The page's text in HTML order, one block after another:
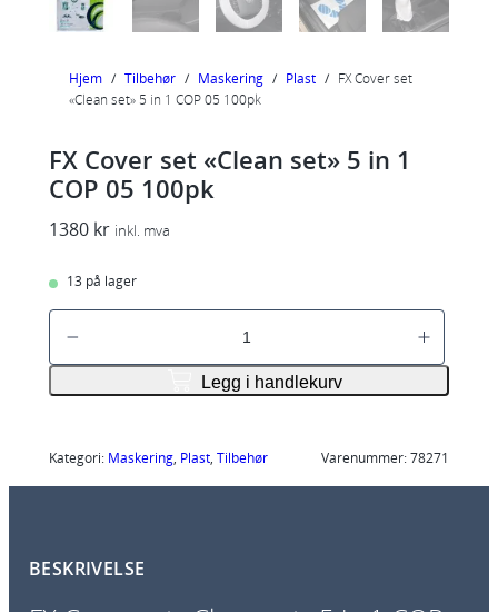
Hjem / Tilbehør / Maskering / Plast / FX Cover set
«Clean set» 5 in 1 COP 05 100pk
FX Cover set «Clean set» 5 in 1
COP 05 100pk
1380 kr inkl. mva
13 på lager
F
e
r
t
Legg i handlekurv
Kategori: Maskering, Plast, Tilbehør Varenummer:78271
BESKRIVELSE